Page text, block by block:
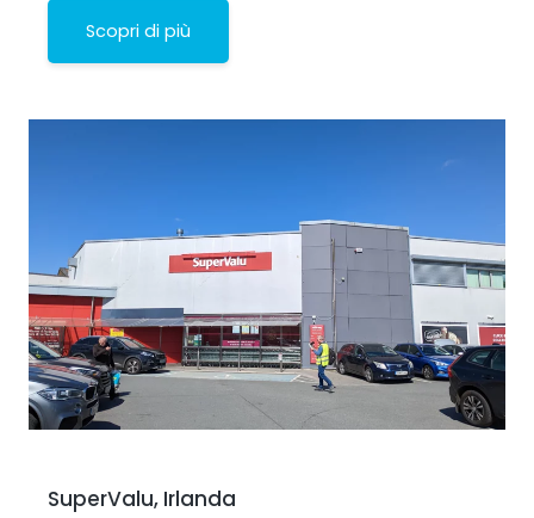
Scopri di più
SuperValu, Irlanda